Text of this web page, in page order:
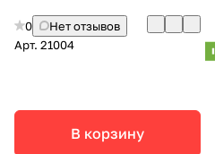
0
Нет отзывов
Арт. 21004
В корзину